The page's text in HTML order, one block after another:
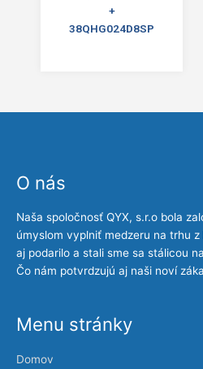
+
38QHG024D8SP
O nás
Naša spoločnosť QYX, s.r.o bola
úmyslom vyplniť medzeru na trhu
aj podarilo a stali sme sa stálicou
Čo nám potvrdzujú aj naši noví
Menu stránky
Domov